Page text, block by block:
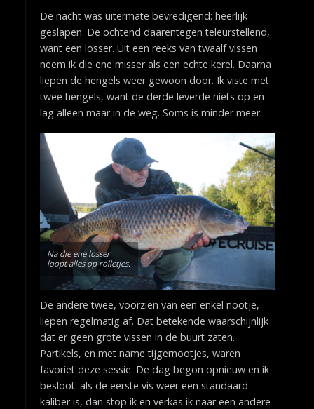
De nacht was uitermate bevredigend: heerlijk
geslapen. De ochtend daarentegen teleurstellend,
want een losser. Uit een reeks van twaalf vissen
neem ik die ene misser als een echte kerel. Daarna
liepen de hengels weer gewoon door. Ik viste met
twee hengels, want de derde leverde niets op en
lag alleen maar in de weg. Soms is minder meer.
Na die ene losser
loopt alles op rolletjes.
De andere twee, voorzien van een enkel nootje,
liepen regelmatig af. Dat betekende waarschijnlijk
dat er geen grote vissen in de buurt zaten.
Partikels, en met name tijgernootjes, waren
favoriet deze sessie. De dag begon opnieuw en ik
besloot: als de eerste vis weer een standaard
kaliber is, dan stop ik en verkas ik naar een andere